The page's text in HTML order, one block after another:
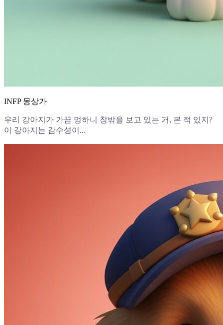
INFP 몽상가
우리 강아지가 가끔 멍하니 창밖을 보고 있는 거, 본 적 있지?
이 강아지는 감수성이...